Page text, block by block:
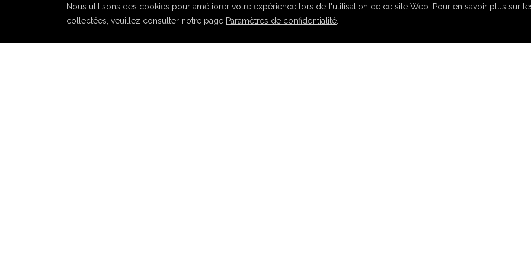
Nous utilisons des cookies pour améliorer votre expérience lors de l'utilisation de ce site Web. Pour en savoir plus sur
collectées, veuillez consulter notre page Paramètres de confidentialité